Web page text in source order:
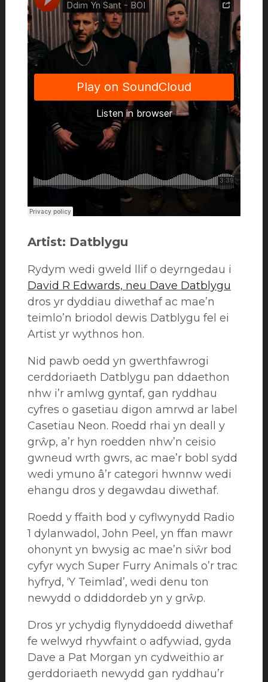
Artist: Datblygu
Rydym wedi gweld llif o deyrngedau i
David R Edwards, neu Dave Datblygu
dros yr dyddiau diwethaf ac mae’n
teimlo’n briodol dewis Datblygu fel ei
Artist yr wythnos hon.
Nid pawb oedd yn gwerthfawrogi
cerddoriaeth Datblygu pan ddaethon
nhw i’r amlwg gyntaf, gan ryddhau
cyfres o gasetiau digon amrwd ar label
Casetiau Neon. Roedd rhai yn deall y
grŵp, a’r hyn roedden nhw’n ceisio
gwneud wrth gwrs, ac mae’r bobl sydd
wedi ymuno â’r categori hwnnw wedi
ehangu dros y degawdau diwethaf.
Roedd y ffaith bod y cyflwynydd Radio
1 dylanwadol, John Peel, yn ffan mawr
ohonynt yn bwysig ac mae’n siŵr bod
cyfyr wych Super Furry Animals o’r trac
hyfryd, ‘Y Teimlad’, wedi denu ton
newydd o ddiddordeb yn y grŵp.
Dros yr ychydig flynyddoedd diwethaf
fe welwyd rhywfaint o adfywiad, gyda
Dave a Pat Morgan yn cydweithio ar
gerddoriaeth newydd gan ryddhau’r